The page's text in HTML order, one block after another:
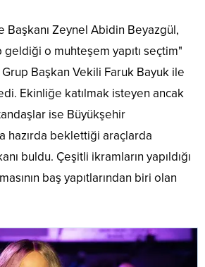
Başkanı Zeynel Abidin Beyazgül,
o muhteşem yapıtı seçtim"
Başkan Vekili Faruk Bayuk ile
Ekinliğe katılmak isteyen ancak
ise Büyükşehir
hazırda beklettiği araçlarda
buldu. Çeşitli ikramların yapıldığı
baş yapıtlarından biri olan